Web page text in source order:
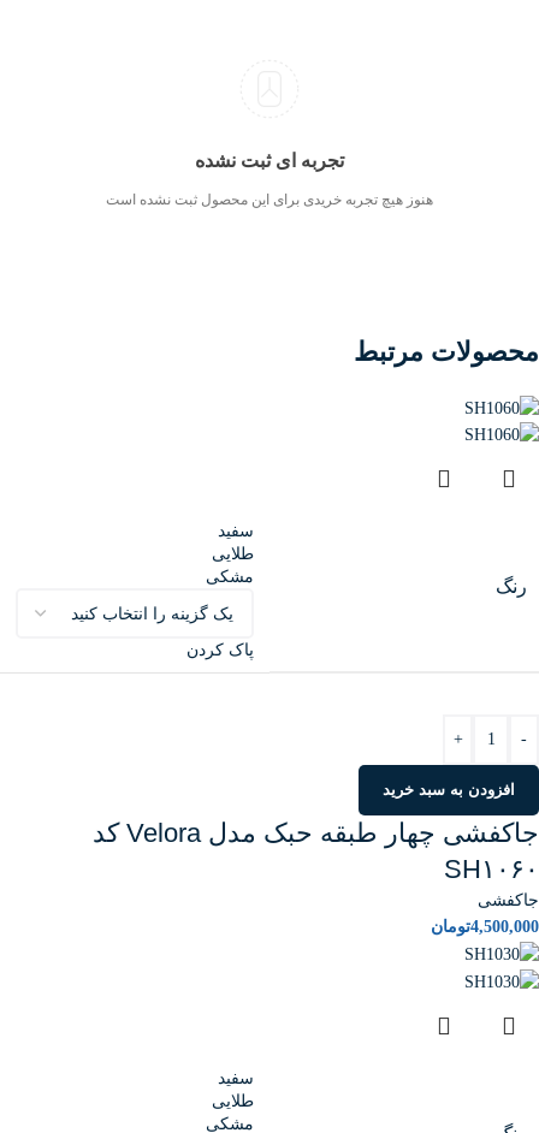
تجربه ای ثبت نشده
هنوز هیچ تجربه خریدی برای این محصول ثبت نشده است
محصولات مرتبط
رنگ
سفید
طلایی
مشکی
پاک کردن
-
+
افزودن به سبد خرید
جاکفشی چهار طبقه حبک مدل Velora کد
SH۱۰۶۰
جاکفشی
4,500,000تومان
سفید
طلایی
مشکی